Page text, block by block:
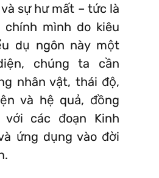
sự hư mất – tức là
mình do kiêu
dụ ngôn này một
chúng ta cần
nhân vật, thái độ,
và hệ quả, đồng
các đoạn Kinh
ứng dụng vào đời